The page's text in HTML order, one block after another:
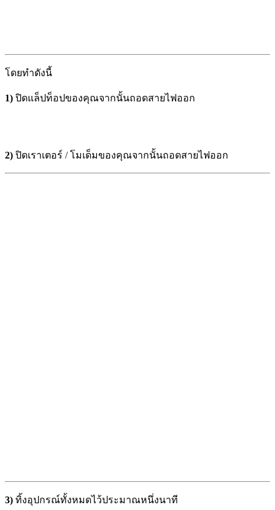
โดยทำดังนี้
1) ปิดแล็ปท็อปของคุณจากนั้นถอดสายไฟออก
2) ปิดเราเตอร์ / โมเด็มของคุณจากนั้นถอดสายไฟออก
3) ทิ้งอุปกรณ์ทั้งหมดไว้ประมาณหนึ่งนาที